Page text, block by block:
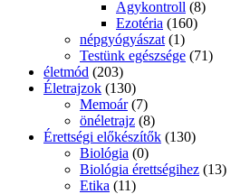
Agykontroll (8)
Ezotéria (160)
népgyógyászat (1)
Testünk egészsége (71)
életmód (203)
Életrajzok (130)
Memoár (7)
önéletrajz (8)
Érettségi előkészítők (130)
Biológia (0)
Biológia érettségihez (13)
Etika (11)